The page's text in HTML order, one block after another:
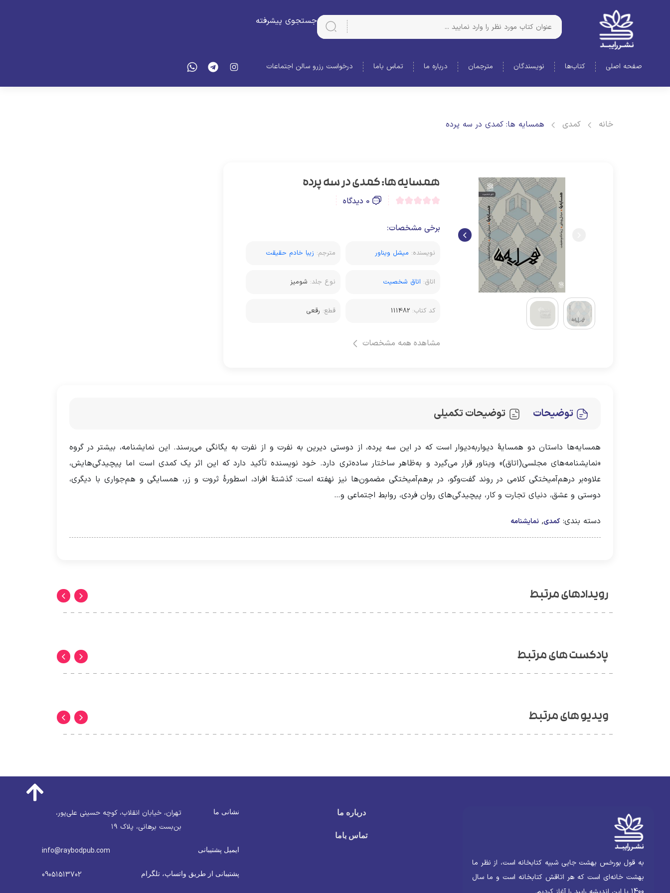
جستجوی پیشرفته
صفحه اصلی کتاب‌ها نویسندگان مترجمان درباره ما تماس باما درخواست رزرو سالن اجتماعات
خانه کمدی همسایه ها: کمدی در سه پرده
همسایه ها: کمدی در سه پرده
0 دیدگاه
برخی مشخصات:
نویسنده: میشل ویناور مترجم: زیبا خادم حقیقت
اتاق: اتاق شخصیت نوع جلد: شومیز
کد کتاب:111482 قطع: رقعی
مشاهده همه مشخصات
توضیحات توضیحات تکمیلی
همسایه‌‌ها داستان دو همسایۀ دیواربه‌دیوار است که در این سه پرده، از دوستی دیرین به نفرت و از نفرت به یگانگی می‌رسند. این نمایشنامه، بیشتر در گروه
«نمایشنامه‌های مجلسی(اتاق)» ویناور قرار می‌گیرد و به‌ظاهر ساختار ساده‌تری دارد. خود نویسنده تأکید دارد که این اثر یک کمدی است اما‌ پیچیدگی‌هایش،
علاوه‌بر درهم‌آمیختگی کلامی در روند گفت‌وگو، در برهم‌آمیختگی مضمون‌ها نیز نهفته است: گذشتۀ افراد، اسطورۀ ثروت و زر، همسایگی و هم‌جواری با دیگری،
دوستی و عشق، دنیای تجارت و کار، پیچیدگی‌های روان فردی، روابط اجتماعی و…
دسته بندی:کمدی, نمایشنامه
رویدادهای مرتبط
پادکست های مرتبط
ویدیو های مرتبط
به قول بورخس بهشت جایی شبیه کتابخانه است، از نظر ما
بهشت خانه‌ای است که هر اتاقش کتابخانه است و ما سال
درباره ما
تماس باما
نشانی ما
تهران، خیابان انقلاب، کوچه حسینی علی‌پور،
بن‌بست برهانی، پلاک ۱۹
ایمیل پشتیبانی info@raybodpub.com
پشتیبانی از طریق واتساپ، تلگرام 09051513702